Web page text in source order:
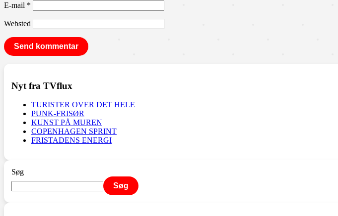
E-mail *
Websted
Nyt fra TVflux
TURISTER OVER DET HELE
PUNK-FRISØR
KUNST PÅ MUREN
COPENHAGEN SPRINT
FRISTADENS ENERGI
Søg
Søg